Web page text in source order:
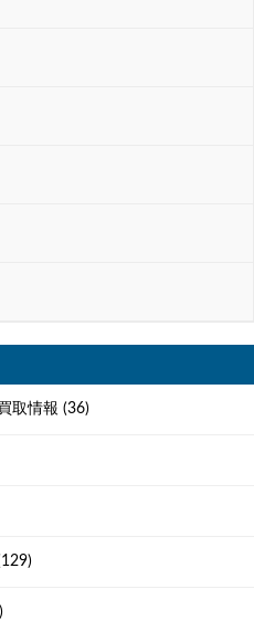
取情報 (36)